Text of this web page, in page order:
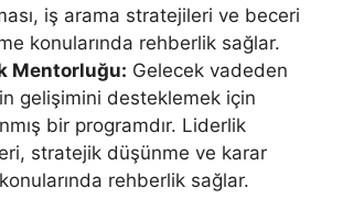
iş arama stratejileri ve beceri
konularında rehberlik sağlar.
Mentorluğu: Gelecek vadeden
gelişimini desteklemek için
bir programdır. Liderlik
stratejik düşünme ve karar
rehberlik sağlar.